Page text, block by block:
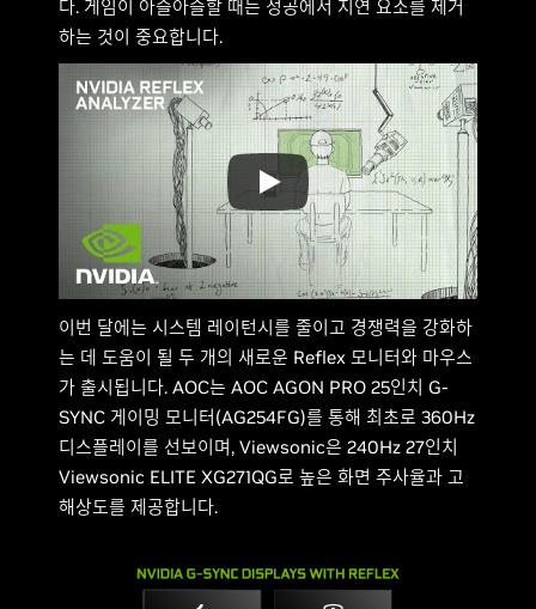
다. 게임이 아슬아슬할 때는 성공에서 지연 요소를 제거
하는 것이 중요합니다.
이번 달에는 시스템 레이턴시를 줄이고 경쟁력을 강화하
는 데 도움이 될 두 개의 새로운 Reflex 모니터와 마우스
가 출시됩니다. AOC는 AOC AGON PRO 25인치 G-
SYNC 게이밍 모니터(AG254FG)를 통해 최초로 360Hz
디스플레이를 선보이며, Viewsonic은 240Hz 27인치
Viewsonic ELITE XG271QG로 높은 화면 주사율과 고
해상도를 제공합니다.